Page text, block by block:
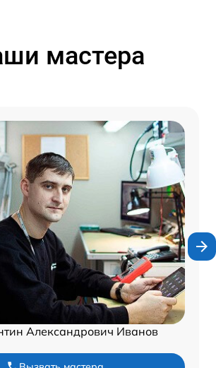
мастера
Александрович Иванов